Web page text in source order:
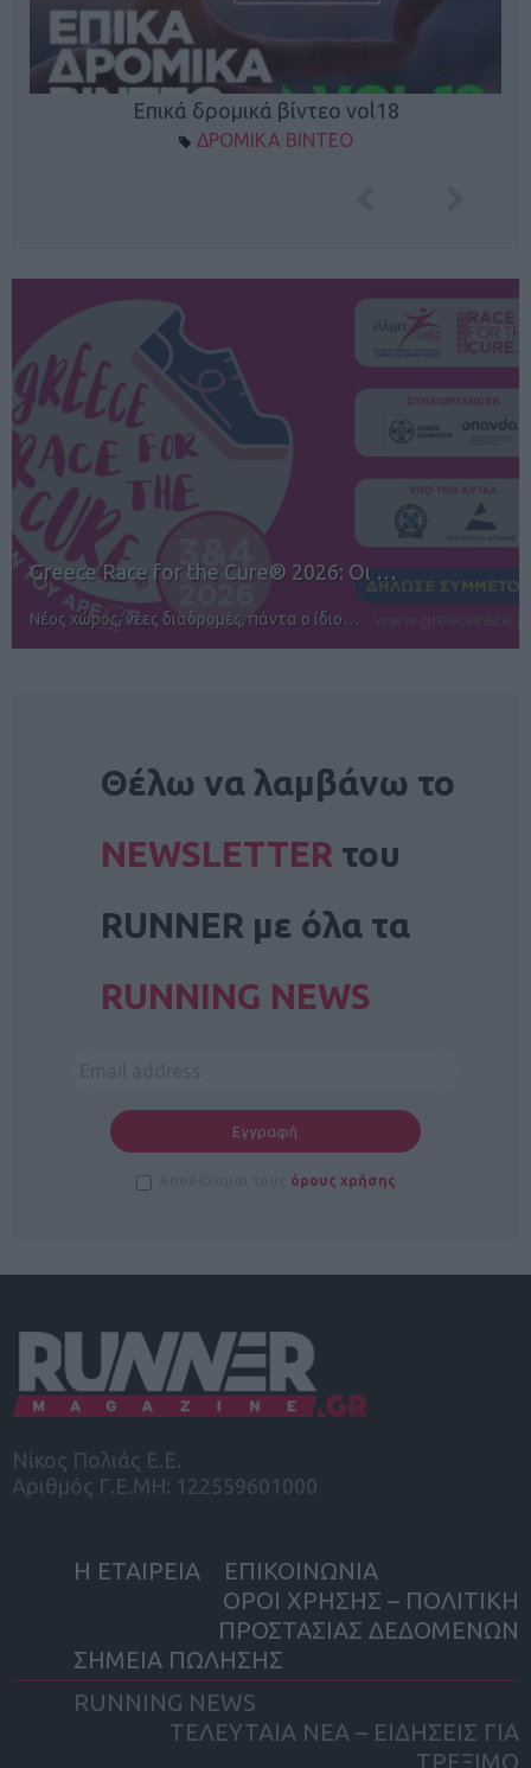
Επικά δρομικά βίντεο vol18
ΔΡΟΜΙΚΑ ΒΙΝΤΕΟ
12ος TUI Rhodes Marathon: Άνοιγμα ε…
Αγώνες για όλους στην Ρόδο
Θέλω να λαμβάνω το
NEWSLETTER του
RUNNER με όλα τα
RUNNING NEWS
όρους χρήσης
Νίκος Πολιάς Ε.Ε.
Αριθμός Γ.Ε.ΜΗ: 122559601000
Η ΕΤΑΙΡΕΙΑ
ΕΠΙΚΟΙΝΩΝΙΑ
ΟΡΟΙ ΧΡΗΣΗΣ – ΠΟΛΙΤΙΚΗ
ΠΡΟΣΤΑΣΙΑΣ ΔΕΔΟΜΕΝΩΝ
ΣΗΜΕΙΑ ΠΩΛΗΣΗΣ
RUNNING NEWS
ΤΕΛΕΥΤΑΙΑ ΝΕΑ – ΕΙΔΗΣΕΙΣ ΓΙΑ
ΤΡΕΞΙΜΟ